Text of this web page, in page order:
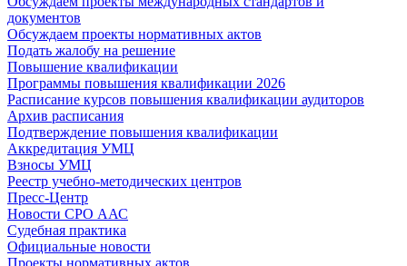
документов
Обсуждаем проекты нормативных актов
Подать жалобу на решение
Повышение квалификации
Программы повышения квалификации 2026
Расписание курсов повышения квалификации аудиторов
Архив расписания
Подтверждение повышения квалификации
Аккредитация УМЦ
Взносы УМЦ
Реестр учебно-методических центров
Пресс-Центр
Новости СРО ААС
Судебная практика
Официальные новости